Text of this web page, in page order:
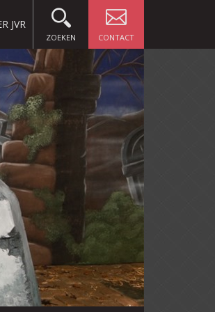
JVR
CONTACT
ZOEKEN